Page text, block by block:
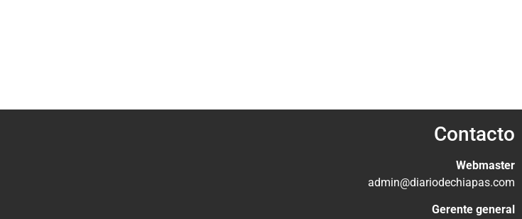
Contacto
Webmaster
admin@diariodechiapas.com
Gerente general